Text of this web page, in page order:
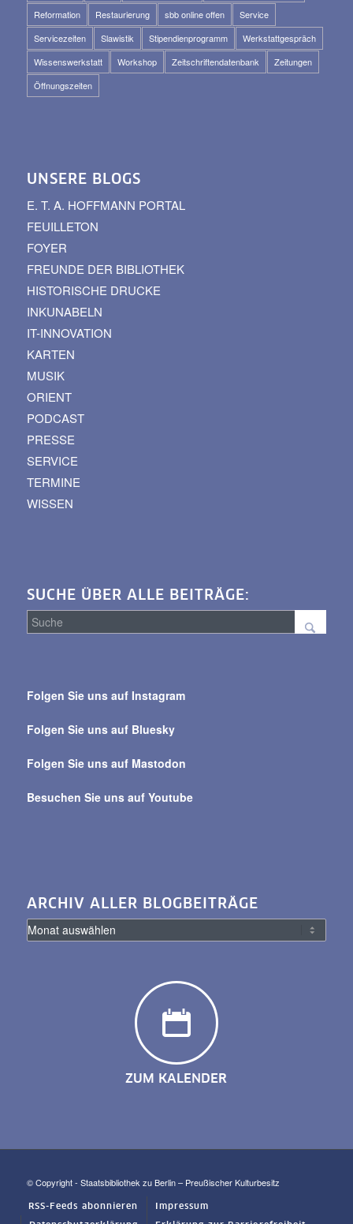
Reformation
Restaurierung sbb online offen
Service
Servicezeiten
Slawistik Stipendienprogramm
Werkstattgespräch
Wissenswerkstatt
Workshop Zeitschriftendatenbank
Zeitungen
Öffnungszeiten
UNSERE BLOGS
E. T. A. HOFFMANN PORTAL
FEUILLETON
FOYER
FREUNDE DER BIBLIOTHEK
HISTORISCHE DRUCKE
INKUNABELN
IT-INNOVATION
KARTEN
MUSIK
ORIENT
PODCAST
PRESSE
SERVICE
TERMINE
WISSEN
SUCHE ÜBER ALLE BEITRÄGE:
alle
Folgen Sie uns auf Instagram
Folgen Sie uns auf Bluesky
Folgen Sie uns auf Mastodon
Besuchen Sie uns auf Youtube
ARCHIV ALLER BLOGBEITRÄGE
ZUM KALENDER
© Copyright - Staatsbibliothek zu Berlin – Preußischer Kulturbesitz
RSS-Feeds abonnieren Impressum